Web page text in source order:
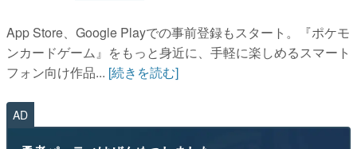
App Store、Google Playでの事前登録もスタート。『ポケモ
ンカードゲーム』をもっと身近に、手軽に楽しめるスマート
フォン向け作品... [続きを読む]
AD